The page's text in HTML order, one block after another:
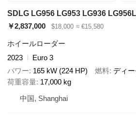
SDLG LG956 LG953 LG936
￥2,837,000
$18,000 ≈ €15,580
ホイールローダー
2023
Euro 3
パワー 165 kW (224 HP) 燃料 ディ
荷重容量 17,000 kg
中国, Shanghai